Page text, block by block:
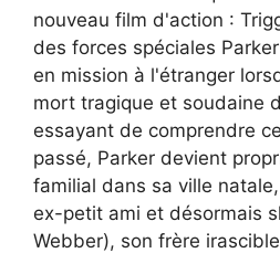
nouveau film d'action :
des forces spéciales
en mission à l'étranger
mort tragique et soudaine
essayant de comprendre
passé, Parker devient
familial dans sa ville
ex-petit ami et désormais
Webber), son frère